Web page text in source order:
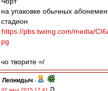
на упаковке обычных
стадион
https://pbs.twimg.com/media/
pg
чо творите =/
Леонидыч -
02 июл 2015 17:41